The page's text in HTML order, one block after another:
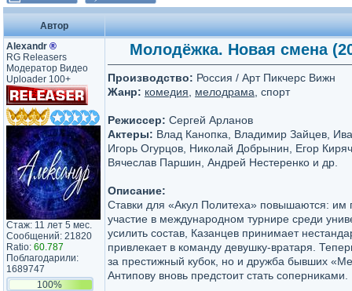
Автор
Аlехаndr ®
RG Releasers
Модератор Видео
Uploader 100+
Стаж: 11 лет 5 мес.
Сообщений: 21820
Ratio: 60.787
Поблагодарили:
1689747
100%
Молодёжка. Новая смена
Производство: Россия / Арт Пикчерс Вижн
Жанр: комедия мелодрама , спорт
Режиссер: Сергей Арланов
Актеры: Влад Канопка, Владимир Зайцев,
Игорь Огурцов, Николай Добрынин, Егор
Вячеслав Паршин, Андрей Нестеренко и др.
Описание:
Ставки для «Акул Политеха» повышаются: им
участие в международном турнире среди
усилить состав, Казанцев принимает
привлекает в команду девушку-вратаря.
за престижный кубок, но и дружба бывших
Антипову вновь предстоит стать соперниками.